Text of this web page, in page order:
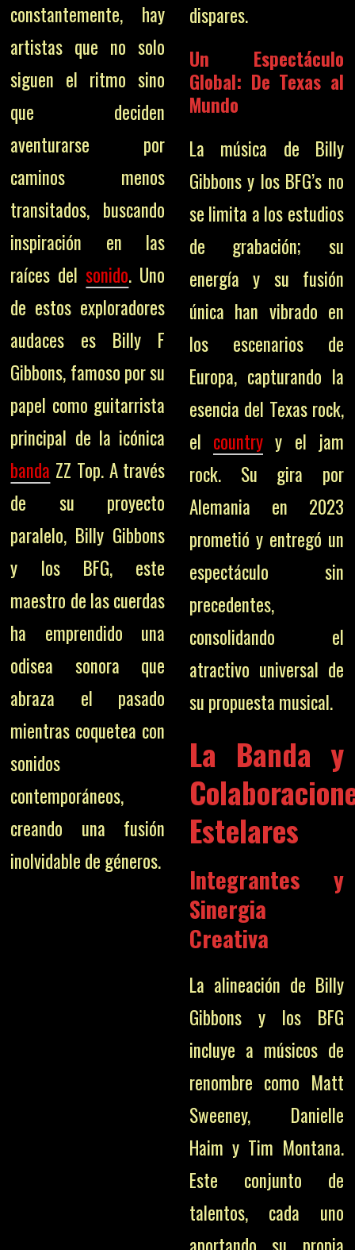
constantemente, hay
artistas que no solo
siguen el ritmo sino
que deciden
aventurarse por
caminos menos
transitados, buscando
inspiración en las
raíces delsonido. Uno
de estos exploradores
audaces es Billy F
Gibbons, famoso por su
papel como guitarrista
principal de la icónica
banda ZZ Top. A través
de su proyecto
paralelo, Billy Gibbons
y los BFG, este
maestro de las cuerdas
ha emprendido una
odisea sonora que
abraza el pasado
mientras coquetea con
sonidos
contemporáneos,
creando una fusión
inolvidable de géneros.
dispares.
Un Espectáculo
Global: De Texas al
Mundo
La música de Billy
Gibbons y los BFG’s no
se limita a los estudios
de grabación; su
energía y su fusión
única han vibrado en
los escenarios de
Europa, capturando la
esencia del Texas rock,
el countryy el jam
rock. Su gira por
Alemania en 2023
prometió y entregó un
espectáculo sin
precedentes,
consolidando el
atractivo universal de
su propuesta musical.
La Banda y
Estelares
Integrantes y
Sinergia
Creativa
La alineación de Billy
Gibbons y los BFG
incluye a músicos de
renombre como Matt
Sweeney, Danielle
Haim y Tim Montana.
Este conjunto de
talentos, cada uno